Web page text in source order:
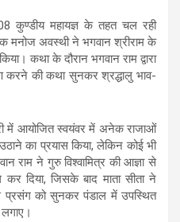
कुण्डीय महायज्ञ के तहत चल रही
मनोज अवस्थी ने भगवान श्रीराम के
कथा के दौरान भगवान राम द्वारा
करने की कथा सुनकर श्रद्धालु भाव-
में आयोजित स्वयंवर में अनेक राजाओं
का प्रयास किया, लेकिन कोई भी
राम ने गुरु विश्वामित्र की आज्ञा से
दिया, जिसके बाद माता सीता ने
प्रसंग को सुनकर पंडाल में उपस्थित